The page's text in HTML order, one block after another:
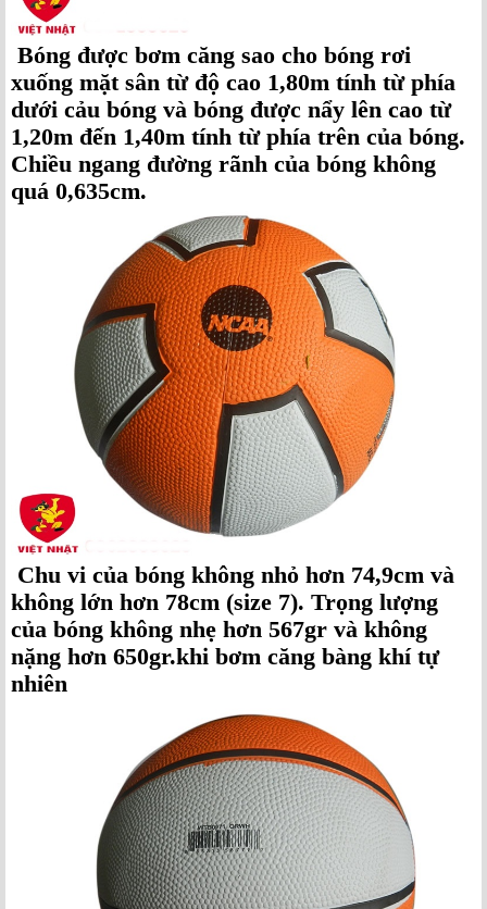
Bóng được bơm căng sao cho bóng rơi
xuống mặt sân từ độ cao 1,80m tính từ phía
dưới cảu bóng và bóng được nẩy lên cao từ
1,20m đến 1,40m tính từ phía trên của bóng.
Chiều ngang đường rãnh của bóng không
quá 0,635cm.
Chu vi của bóng không nhỏ hơn 74,9cm và
không lớn hơn 78cm (size 7). Trọng lượng
của bóng không nhẹ hơn 567gr và không
nặng hơn 650gr.khi bơm căng bàng khí tự
nhiên